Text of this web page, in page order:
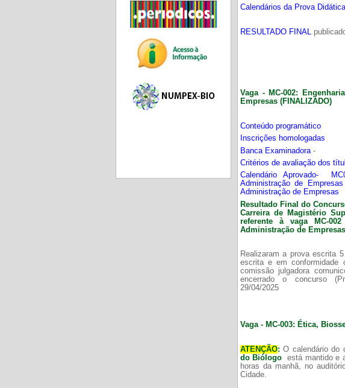
Calendários da Prova
RESULTADO FINAL
Vaga - MC-002:
Empresas (FINALIZADO)
Conteúdo programático
Inscrições homologadas
Banca Examinadora -
Critérios de avaliação dos
Calendário Aprovado-
Administração de
Administração de Empresas
Resultado Final do
Carreira de
Magistério
referente à vaga MC-
Administração de
Realizaram a prova escrita
escrita e em conformidade
comissão julgadora
encerrado o concurso
29/04/2025
Vaga - MC-003: Ética,
ATENÇÃO: O calendário do
do Biólogo
está mantido e
horas da manhã, no
Cidade.